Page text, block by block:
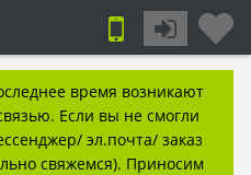
время возникают
Если вы не смогли
эл.почта/ заказ
свяжемся). Приносим